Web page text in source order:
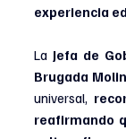
experiencia
La Jefa de
Brugada
universal,
reafirmando